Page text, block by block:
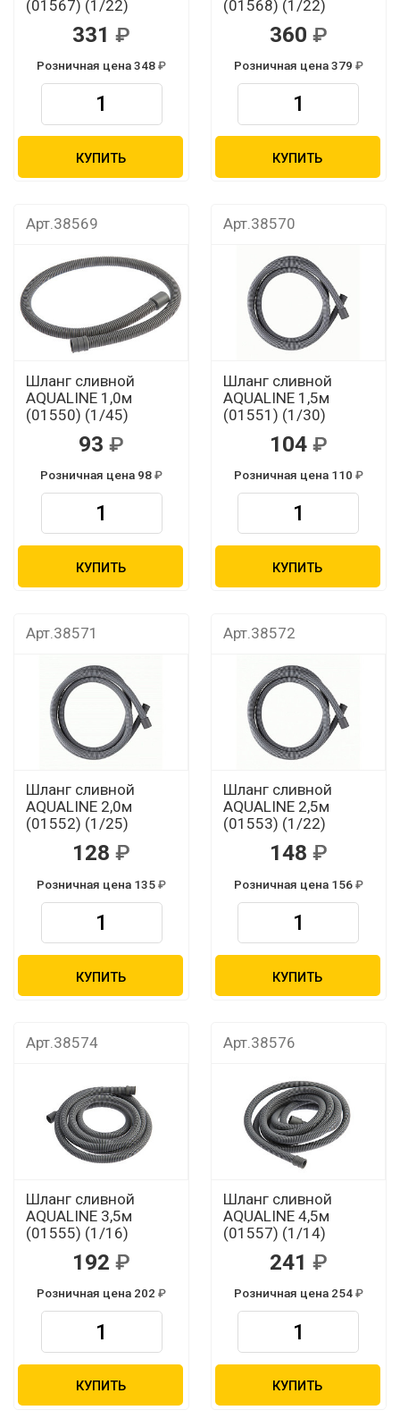
(01567) (1/22)
331
Розничная цена 348
КУПИТЬ
(01568) (1/22)
360
Розничная цена 379
КУПИТЬ
Арт.38569
Шланг сливной
AQUALINE 1,0м
(01550) (1/45)
93
Розничная цена 98
КУПИТЬ
Арт.38570
Шланг сливной
AQUALINE 1,5м
(01551) (1/30)
104
Розничная цена 110
КУПИТЬ
Арт.38571
Шланг сливной
AQUALINE 2,0м
(01552) (1/25)
128
Розничная цена 135
КУПИТЬ
Арт.38572
Шланг сливной
AQUALINE 2,5м
(01553) (1/22)
148
Розничная цена 156
КУПИТЬ
Арт.38574
Шланг сливной
AQUALINE 3,5м
(01555) (1/16)
192
Розничная цена 202
КУПИТЬ
Арт.38576
Шланг сливной
AQUALINE 4,5м
(01557) (1/14)
241
Розничная цена 254
КУПИТЬ